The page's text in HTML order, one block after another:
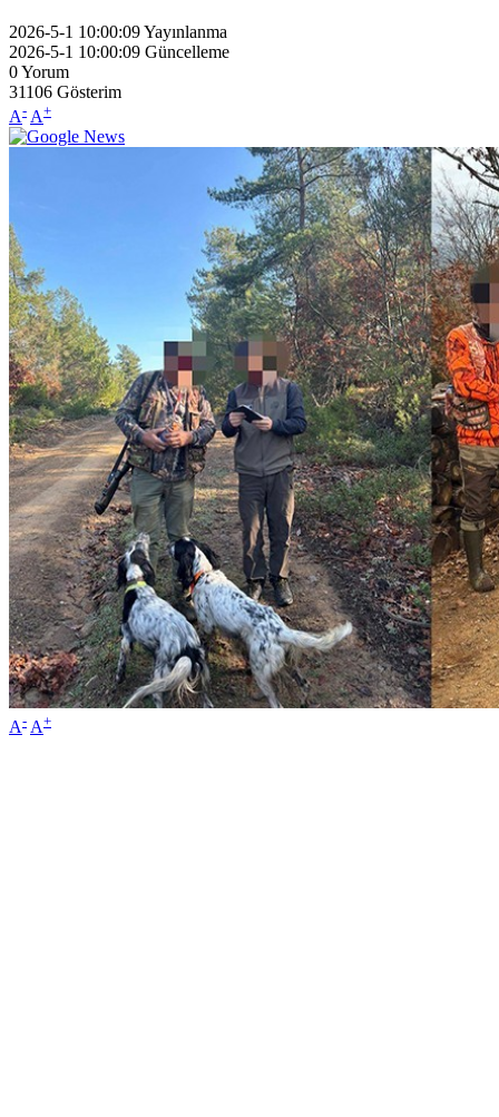
2026-5-1 10:00:09Yayınlanma
2026-5-1 10:00:09 Güncelleme
0Yorum
31106 Gösterim
A- A+
A- A+